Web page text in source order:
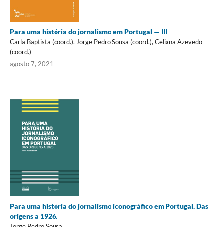
Para uma história do jornalismo em Portugal — III
Carla Baptista (coord.), Jorge Pedro Sousa (coord.), Celiana Azevedo
(coord.)
agosto 7, 2021
Para uma história do jornalismo iconográfico em Portugal. Das
origens a 1926.